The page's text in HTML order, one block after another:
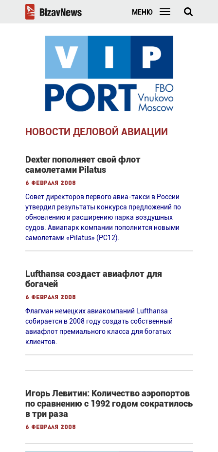
МЕНЮ
НОВОСТИ ДЕЛОВОЙ АВИАЦИИ
Dexter пополняет свой флот
самолетами Pilatus
6 февраля 2008
Совет директоров первого авиа-такси в России
утвердил результаты конкурса предложений по
обновлению и расширению парка воздушных
судов. Авиапарк компании пополнится новыми
самолетами «Pilatus» (РС12).
Lufthansa создаст авиафлот для
богачей
6 февраля 2008
Флагман немецких авиакомпаний Lufthansa
собирается в 2008 году создать собственный
авиафлот премиального класса для богатых
клиентов.
Игорь Левитин: Количество аэропортов
по сравнению с 1992 годом сократилось
в три раза
6 февраля 2008